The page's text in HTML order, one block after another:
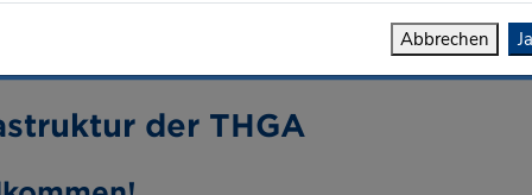
diesen Kurs gerade als
der THGA
Abbrechen Ja